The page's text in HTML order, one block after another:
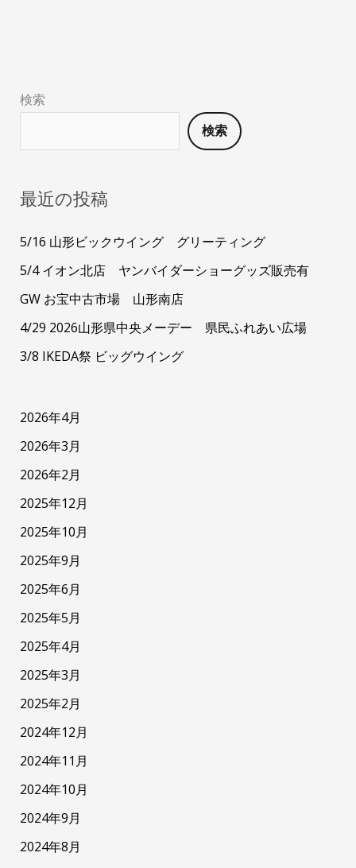
検索
検索
最近の投稿
5/16 山形ビックウイング グリーティング
5/4 イオン北店 ヤンバイダーショーグッズ販売有
GW お宝中古市場 山形南店
4/29 2026山形県中央メーデー 県民ふれあい広場
3/8 IKEDA祭 ビッグウイング
2026年4月
2026年3月
2026年2月
2025年12月
2025年10月
2025年9月
2025年6月
2025年5月
2025年4月
2025年3月
2025年2月
2024年12月
2024年11月
2024年10月
2024年9月
2024年8月